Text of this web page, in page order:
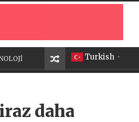
Turkish ▼
daha